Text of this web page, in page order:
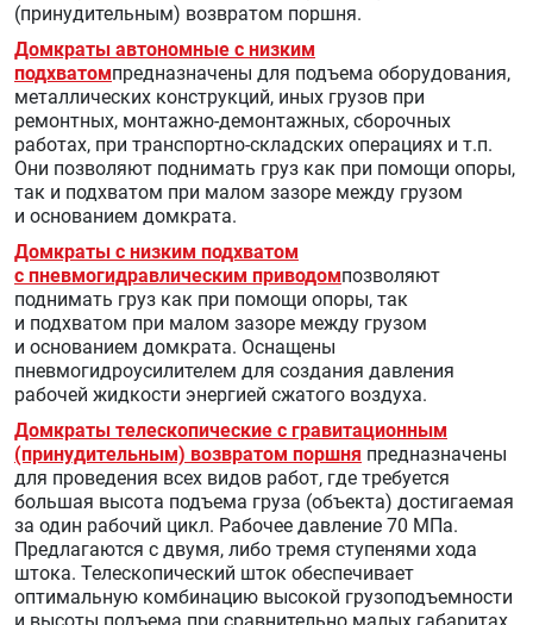
(принудительным) возвратом поршня.
Домкраты автономные с низким
подхватомпредназначены для подъема оборудования,
металлических конструкций, иных грузов при
ремонтных, монтажно-демонтажных, сборочных
работах, при транспортно-складских операциях и т.п.
Они позволяют поднимать груз как при помощи опоры,
так и подхватом при малом зазоре между грузом
и основанием домкрата.
Домкраты с низким подхватом
с пневмогидравлическим приводомпозволяют
поднимать груз как при помощи опоры, так
и подхватом при малом зазоре между грузом
и основанием домкрата. Оснащены
пневмогидроусилителем для создания давления
рабочей жидкости энергией сжатого воздуха.
Домкраты телескопические с гравитационным
(принудительным) возвратом поршня предназначены
для проведения всех видов работ, где требуется
большая высота подъема груза (объекта) достигаемая
за один рабочий цикл. Рабочее давление 70 МПа.
Предлагаются с двумя, либо тремя ступенями хода
штока. Телескопический шток обеспечивает
оптимальную комбинацию высокой грузоподъемности